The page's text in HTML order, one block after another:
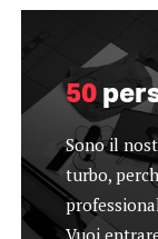
50
Sono il
turbo,
Vuoi